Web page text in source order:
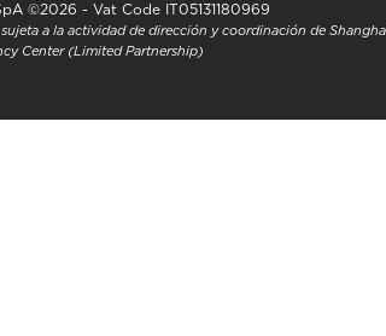
©2026 - Vat Code IT05131180969
a la actividad de dirección y coordinación de
Center (Limited Partnership)